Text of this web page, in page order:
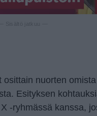
nuorten
Esityksen
-ryhmässä kanssa,